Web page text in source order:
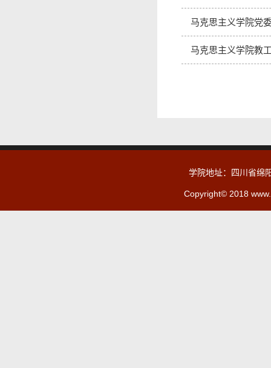
马克思主义学院党
马克思主义学院教
学院地址：四川省绵
Copyright© 2018